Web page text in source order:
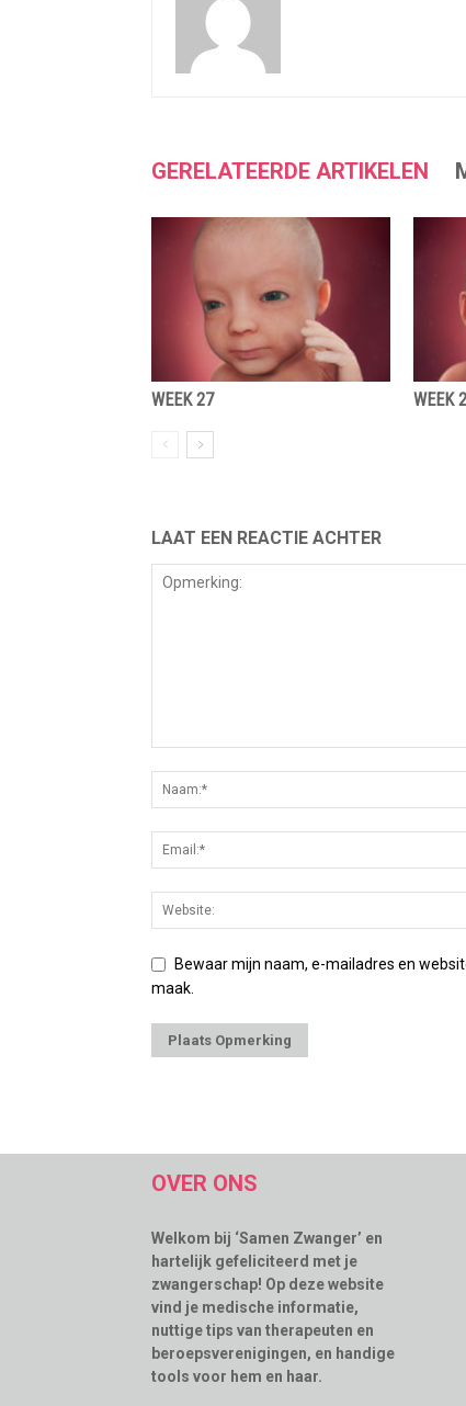
GERELATEERDE ARTIKELEN
WEEK 27 WEEK
LAAT EEN REACTIE ACHTER
Bewaar mijn naam, e-mailadres en
maak.
OVER ONS
Welkom bij ‘Samen Zwanger’ en
hartelijk gefeliciteerd met je
zwangerschap! Op deze website
vind je medische informatie,
nuttige tips van therapeuten en
beroepsverenigingen, en handige
tools voor hem en haar.